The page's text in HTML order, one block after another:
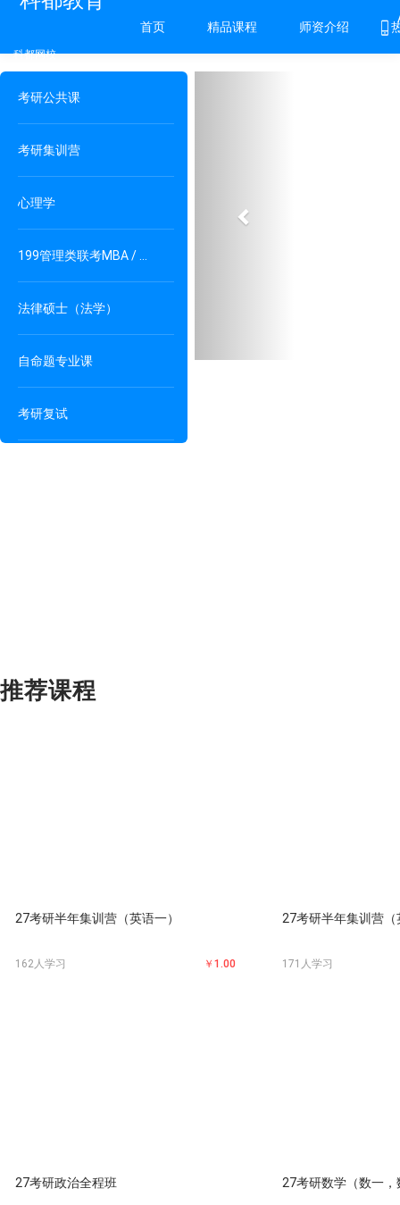
科都网校
首页 精品课程 师资介绍
考研公共课
考研集训营
心理学
法律硕士（法学）
自命题专业课
考研复试
推荐课程
27考研半年集训营（英语一）
162人学习 ￥1.00
27考研半年集训营（
171人学习
27考研政治全程班 27考研数学（数一